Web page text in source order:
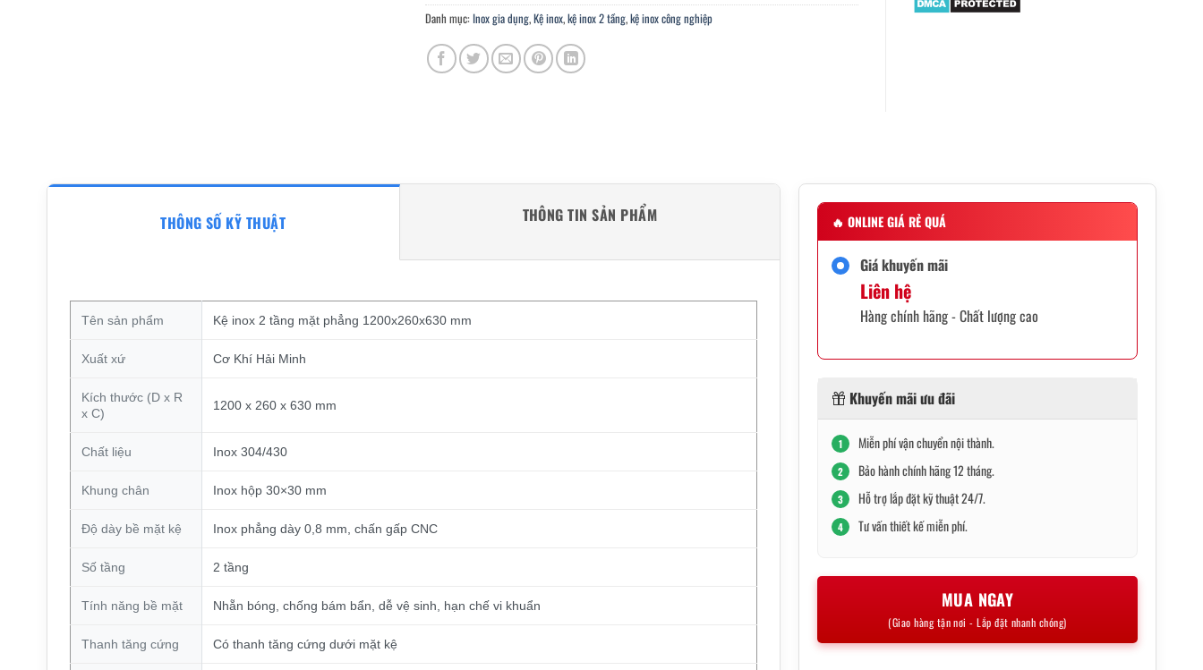
Danh mục: Inox gia dụng,Kệ inox,kệ inox 2 tầng,kệ inox công nghiệp
THÔNG SỐ KỸ THUẬT THÔNG TIN SẢN PHẨM
Tên sản phẩm Kệ inox 2 tầng mặt phẳng 1200x260x630 mm
Xuất xứ Cơ Khí Hải Minh
Kích thước (D x R
x C)
1200 x 260 x 630 mm
Chất liệu Inox 304/430
Khung chân Inox hộp 30×30 mm
Độ dày bề mặt kệ Inox phẳng dày 0,8 mm, chấn gấp CNC
Số tầng 2 tầng
Tính năng bề mặt Nhẵn bóng, chống bám bẩn, dễ vệ sinh, hạn chế vi khuẩn
Thanh tăng cứng Có thanh tăng cứng dưới mặt kệ
🔥 ONLINE GIÁ RẺ QUÁ
Giá khuyến mãi
Liên hệ
Hàng chính hãng - Chất lượng cao
Khuyến mãi ưu đãi
1 Miễn phí vận chuyển nội thành.
2 Bảo hành chính hãng 12 tháng.
3 Hỗ trợ lắp đặt kỹ thuật 24/7.
4 Tư vấn thiết kế miễn phí.
MUA NGAY
(Giao hàng tận nơi - Lắp đặt nhanh chóng)